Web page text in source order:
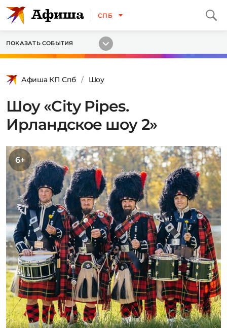
СПБ
ПОКАЗАТЬ СОБЫТИЯ
Афиша КП Спб Шоу
Шоу «City Pipes.
Ирландское шоу 2»
6+